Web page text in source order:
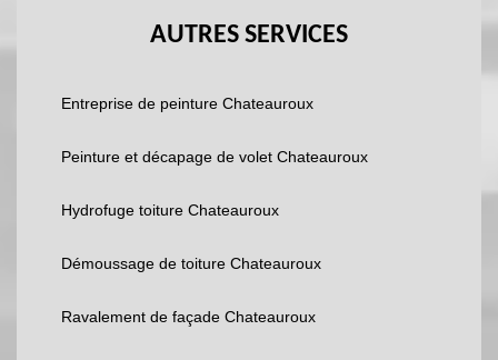
AUTRES SERVICES
Entreprise de peinture Chateauroux
Peinture et décapage de volet Chateauroux
Hydrofuge toiture Chateauroux
Démoussage de toiture Chateauroux
Ravalement de façade Chateauroux